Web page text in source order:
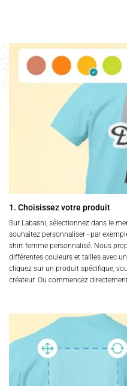
1. Choisissez votre produit
Sur Labasni, sélectionnez dans le
souhaitez personnaliser - par
shirt femme personnalisé. Nous
différentes couleurs et tailles avec
cliquez sur un produit spécifique,
créateur. Ou commencez